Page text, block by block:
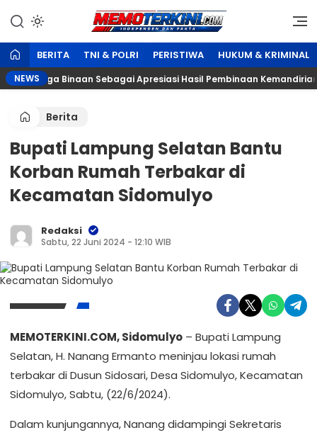
konten
Memoterkini.com
Independen dan Fakta
BERITA TNI & POLRI PERISTIWA HUKUM & KRIMINAL
NEWS
Warga Binaan Sebagai Apresiasi Hasil Pembinaan Kemandirian
Berita
Bupati Lampung Selatan Bantu
Korban Rumah Terbakar di
Kecamatan Sidomulyo
Redaksi
Sabtu, 22 Juni 2024 - 12:10 WIB
MEMOTERKINI.COM, Sidomulyo – Bupati Lampung
Selatan, H. Nanang Ermanto meninjau lokasi rumah
terbakar di Dusun Sidosari, Desa Sidomulyo, Kecamatan
Sidomulyo, Sabtu, (22/6/2024).
Dalam kunjungannya, Nanang didampingi Sekretaris